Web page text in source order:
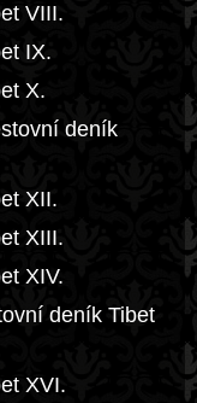
VIII.
IX.
X.
deník
XII.
XIII.
XIV.
deník Tibet
XVI.